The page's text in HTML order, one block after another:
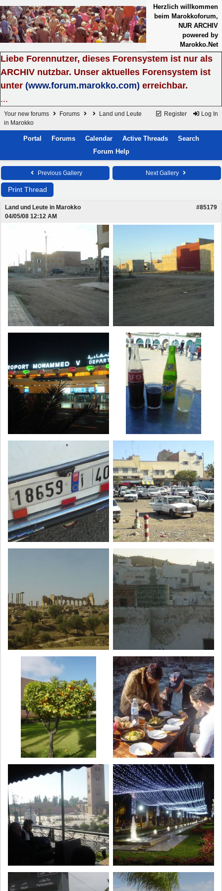
Herzlich willkommen
beim Marokkoforum,
NUR ARCHIV
powered by
Marokko.Net
Liebe Forennutzer, dieses Forensystem ist nur als
ARCHIV nutzbar. Unser aktuelles Forensystem ist
unter (www.forum.marokko.com) erreichbar.
...
Register Log In
Your new forums Forums
Land und Leute
in Marokko
Portal Forums Calendar Active Threads
Search
Forum Help
Previous Gallery Next Gallery
Print Thread
Land und Leute in Marokko
#85179
04/05/08 12:12 AM